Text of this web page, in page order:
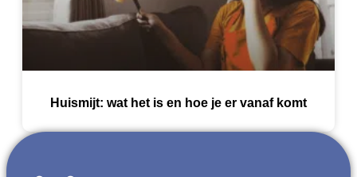
Huismijt: wat het is en hoe je er vanaf komt